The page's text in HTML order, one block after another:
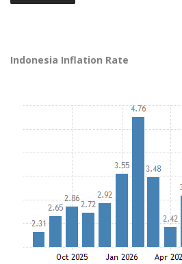
Indonesia Inflation Rate